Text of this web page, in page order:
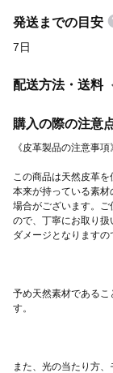
真鍮 brass ネコ 猫
チーフ cat シンプ
れ くろねこ クロ猫
発送までの目安
7日
配送方法・送料
購入の際の注意
この商品は天然皮革
本来が持っている素
場合がございます。
ので、丁寧にお取り
予め天然素材であるこ
また、光の当たり方